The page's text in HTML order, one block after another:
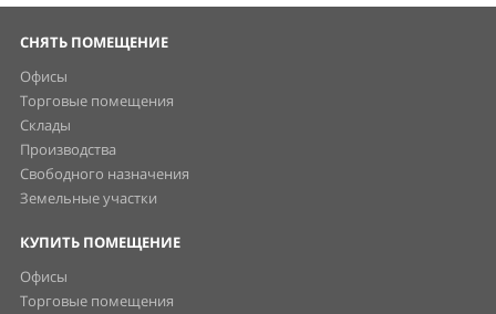
СНЯТЬ ПОМЕЩЕНИЕ
Офисы
Торговые помещения
Склады
Производства
Свободного назначения
Земельные участки
КУПИТЬ ПОМЕЩЕНИЕ
Офисы
Торговые помещения